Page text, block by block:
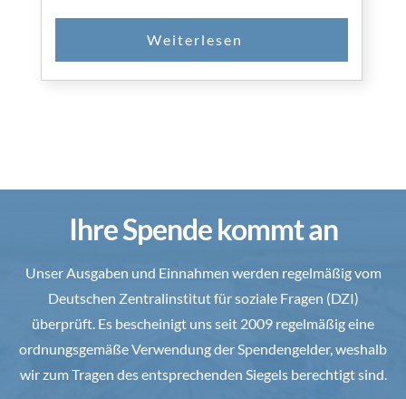
Ihre Spende kommt an
Unser Ausgaben und Einnahmen werden regelmäßig vom
Deutschen Zentralinstitut für soziale Fragen (DZI)
überprüft. Es bescheinigt uns seit 2009 regelmäßig eine
ordnungsgemäße Verwendung der Spendengelder, weshalb
wir zum Tragen des entsprechenden Siegels berechtigt sind.